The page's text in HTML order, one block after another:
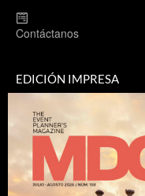
Contáctanos
EDICIÓN IMPRESA